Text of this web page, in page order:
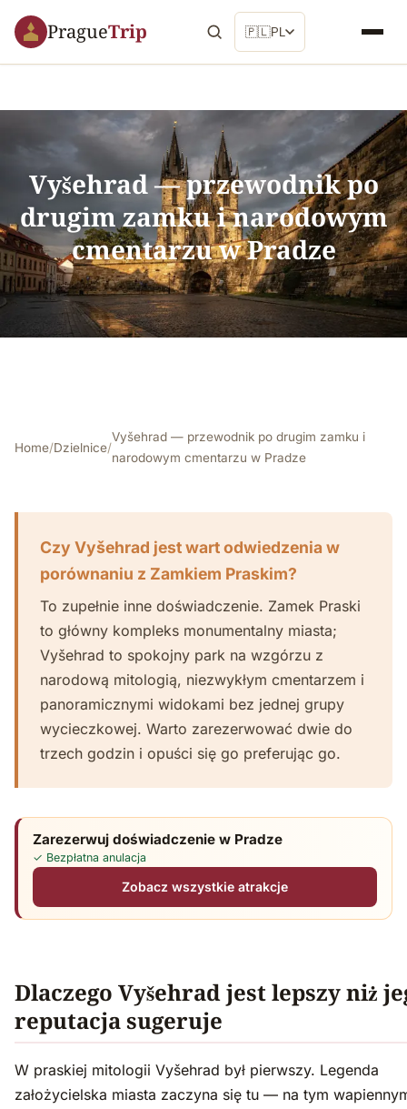
PragueTrip 🇵🇱PL
Vyšehrad — przewodnik po
drugim zamku i narodowym
cmentarzu w Pradze
Home/Dzielnice/
Vyšehrad — przewodnik po drugim zamku i
narodowym cmentarzu w Pradze
Czy Vyšehrad jest wart odwiedzenia w
porównaniu z Zamkiem Praskim?
To zupełnie inne doświadczenie. Zamek Praski
to główny kompleks monumentalny miasta;
Vyšehrad to spokojny park na wzgórzu z
narodową mitologią, niezwykłym cmentarzem i
panoramicznymi widokami bez jednej grupy
wycieczkowej. Warto zarezerwować dwie do
trzech godzin i opuści się go preferując go.
Zarezerwuj doświadczenie w Pradze
✓ Bezpłatna anulacja
Zobacz wszystkie atrakcje
Dlaczego Vyšehrad jest lepszy niż
reputacja sugeruje
W praskiej mitologii Vyšehrad był pierwszy. Legenda
założycielska miasta zaczyna się tu — na tym